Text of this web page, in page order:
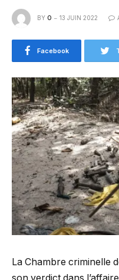
BY O 13 JUIN 2022
Facebook
La Chambre criminelle
son verdict dans